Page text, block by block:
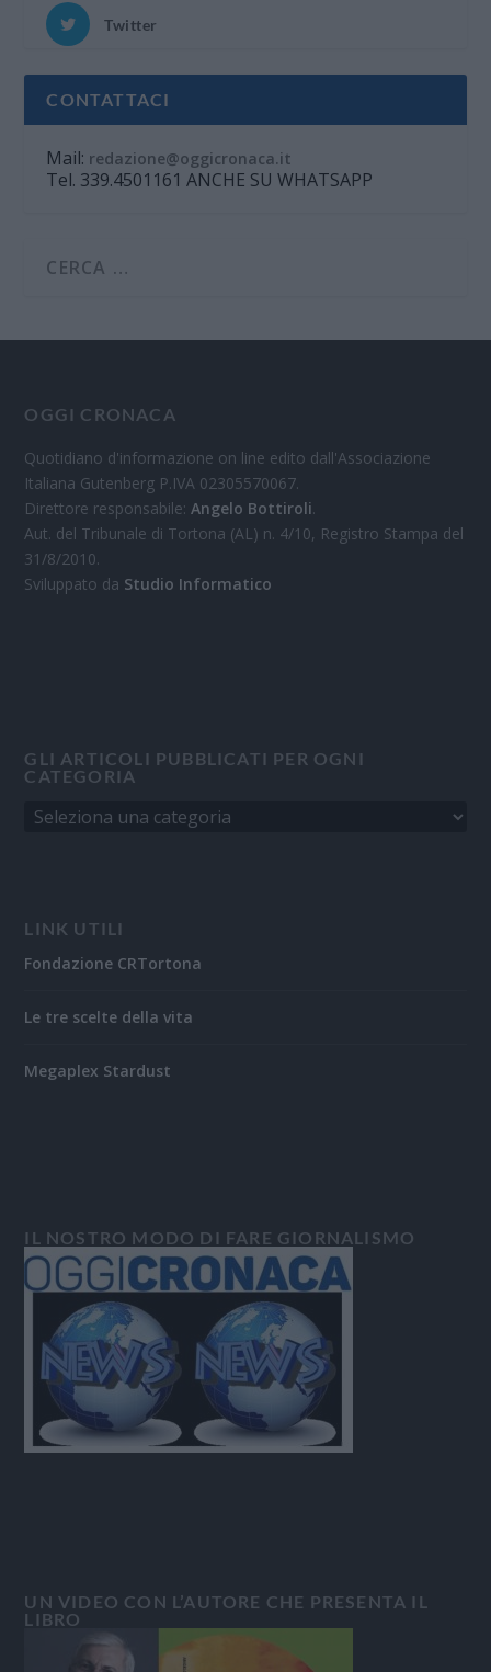
Twitter
CONTATTACI
Mail: redazione@oggicronaca.it
Tel. 339.4501161 ANCHE SU WHATSAPP
OGGI CRONACA
Quotidiano d'informazione on line edito dall'Associazione
Italiana Gutenberg P.IVA 02305570067.
Direttore responsabile:Angelo Bottiroli.
Aut. del Tribunale di Tortona (AL) n. 4/10, Registro Stampa del
31/8/2010.
Sviluppato da Studio Informatico
GLI ARTICOLI PUBBLICATI PER OGNI
CATEGORIA
LINK UTILI
Fondazione CRTortona
Le tre scelte della vita
Megaplex Stardust
IL NOSTRO MODO DI FARE GIORNALISMO
UN VIDEO CON L’AUTORE CHE PRESENTA IL
LIBRO